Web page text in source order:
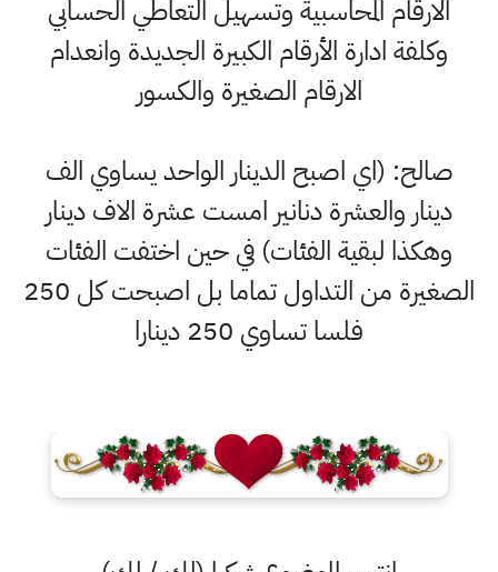
الارقام المحاسبية وتسهيل التعاطي الحسابي
وكلفة ادارة الأرقام الكبيرة الجديدة وانعدام
الارقام الصغيرة والكسور
صالح: (اي اصبح الدينار الواحد يساوي الف
دينار والعشرة دنانير امست عشرة الاف دينار
وهكذا لبقية الفئات) في حين اختفت الفئات
الصغيرة من التداول تماما بل اصبحت كل 250
فلسا تساوي 250 دينارا